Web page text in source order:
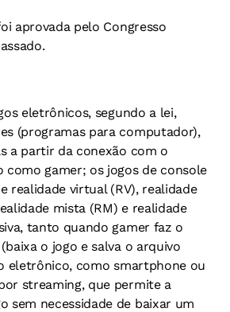
aprovada pelo Congresso
eletrônicos, segundo a lei,
(programas para computador),
a partir da conexão com o
como gamer; os jogos de console
realidade virtual (RV), realidade
mista (RM) e realidade
tanto quando gamer faz o
o jogo e salva o arquivo
eletrônico, como smartphone ou
streaming, que permite a
sem necessidade de baixar um